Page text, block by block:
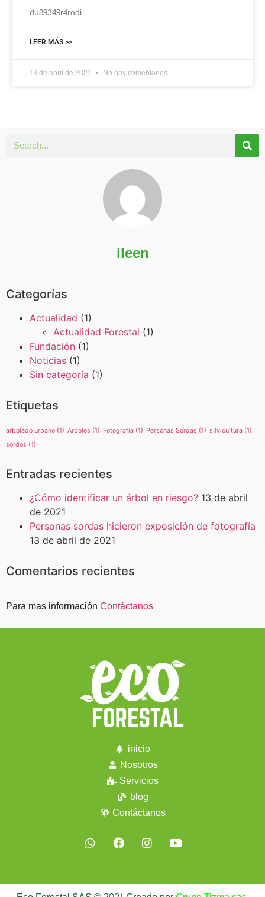
du89349r4rodi
LEER MÁS >>
13 de abril de 2021 No hay comentarios
ileen
Categorías
Actualidad (1)
Actualidad Forestal (1)
Fundación (1)
Noticias (1)
Sin categoría (1)
Etiquetas
arbolado urbano (1) Arboles (1) Fotografía (1) Personas Sordas (1) silvicultura (1)
sordos (1)
Entradas recientes
¿Cómo identificar un árbol en riesgo? 13 de abril
de 2021
Personas sordas hicieron exposición de fotografía
13 de abril de 2021
Comentarios recientes
Para mas informaciónContáctanos
inicio
Nosotros
Servicios
blog
Contáctanos